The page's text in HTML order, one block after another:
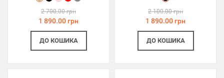
2 700.00 грн
1 890.00 грн
ДО КОШИКА
2 100.00 грн
1 890.00 грн
ДО КОШИКА